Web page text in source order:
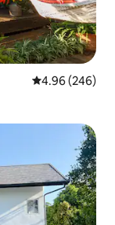
औसत रेटिंग 5 में से
4.96 (246)